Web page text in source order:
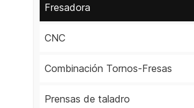
Fresadora
CNC
Combinación Tornos-Fresas
Prensas de taladro